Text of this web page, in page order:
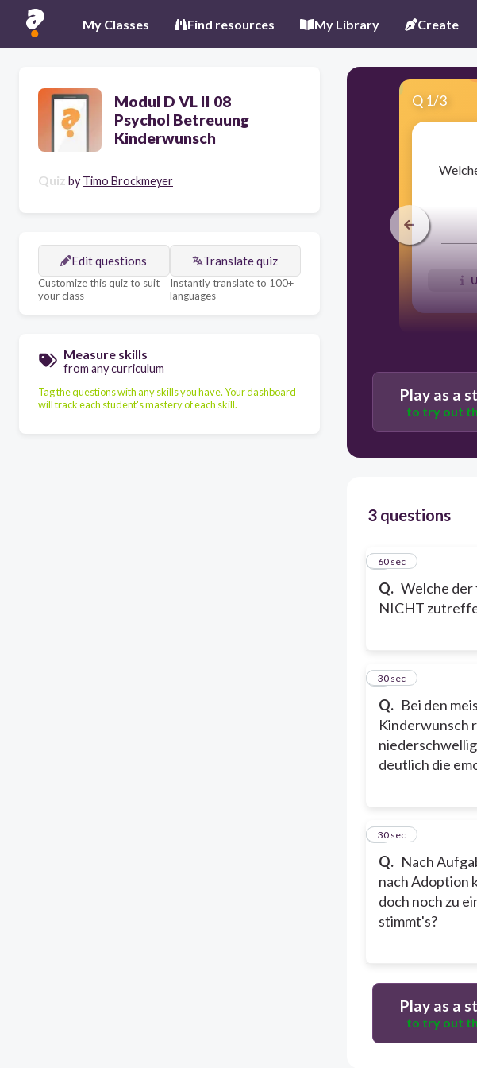
My Classes Find resources My Library Create
Modul D VL II 08
Psychol Betreuung
Kinderwunsch
Quiz by Timo Brockmeyer
Edit questions
Customize this quiz to suit
your class
Translate quiz
Instantly translate to 100+
languages
Measure skills
from any curriculum
Tag the questions with any skills you have. Your dashboard
will track each student's mastery of each skill.
Q 1/3
Play as a
to try out
3 questions
Q. Welche der
NICHT
160 sec
Q. Bei den
Kinderwunsch
deutlich die
2
30 sec
Q. Nach
nach Adoption
doch noch zu
stimmt's?
3
30 sec
Play as a
to try out